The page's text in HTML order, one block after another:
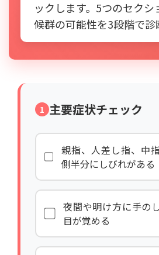
ックします。5つのセク
候群の可能性を3段階で診
1 主要症状チェック
親指、人差し指、中
側半分にしびれがある
夜間や明け方に手の
目が覚める